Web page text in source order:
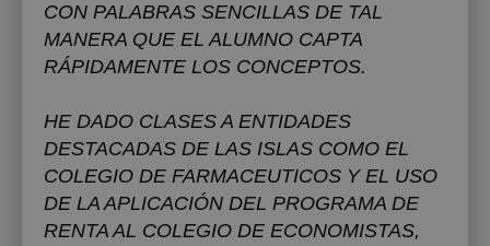
CON PALABRAS SENCILLAS DE TAL
MANERA QUE EL ALUMNO CAPTA
RÁPIDAMENTE LOS CONCEPTOS.
HE DADO CLASES A ENTIDADES
DESTACADAS DE LAS ISLAS COMO EL
COLEGIO DE FARMACEUTICOS Y EL USO
DE LA APLICACIÓN DEL PROGRAMA DE
RENTA AL COLEGIO DE ECONOMISTAS,